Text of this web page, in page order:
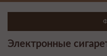
Электронные